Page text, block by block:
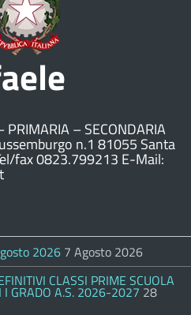
PRIMARIA – SECONDARIA
n.1 81055 Santa
fax 0823.799213 E-Mail:
2026 7 Agosto 2026
CLASSI PRIME SCUOLA
I GRADO A.S. 2026-2027 28